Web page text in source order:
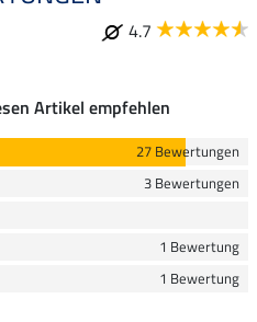
4.7
Artikel empfehlen
27 Bewertungen
3 Bewertungen
1 Bewertung
1 Bewertung